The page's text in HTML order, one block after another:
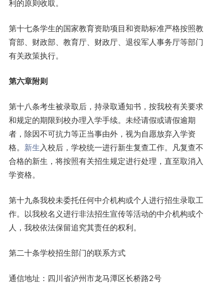
利的原则收取。
第十七条学生的国家教育资助项目和资助标准严格按照教
育部、财政部、教育厅、财政厅、退役军人事务厅等部门
有关政策执行。
第六章附则
第十八条考生被录取后，持录取通知书，按我校有关要求
和规定的期限到校办理入学手续。未经请假或请假逾期
者，除因不可抗力等正当事由外，视为自愿放弃入学资
格。 新生入校后，学校统一进行新生复查工作。凡复查不
合格的新生，将按照有关招生规定进行处理，直至取消入
学资格。
第十九条我校未委托任何中介机构或个人进行招生录取工
作。以我校名义进行非法招生宣传等活动的中介机构或个
人，我校依法保留追究其责任的权利。
第二十条学校招生部门的联系方式
通信地址：四川省泸州市龙马潭区长桥路2号